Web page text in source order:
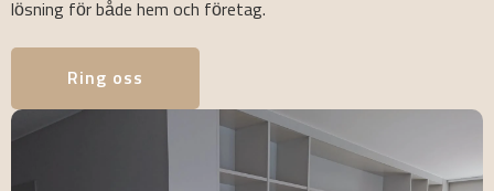
lösning för både hem och företag.
Ring oss